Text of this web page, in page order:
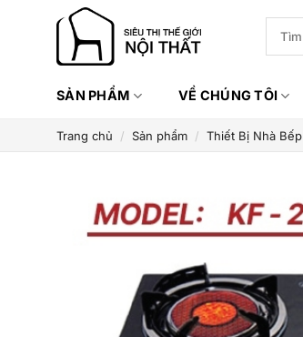
kiếm:
SẢN PHẨM VỀ CHÚNG TÔI
Trang chủ / Sản phẩm / Thiết Bị Nhà Bếp